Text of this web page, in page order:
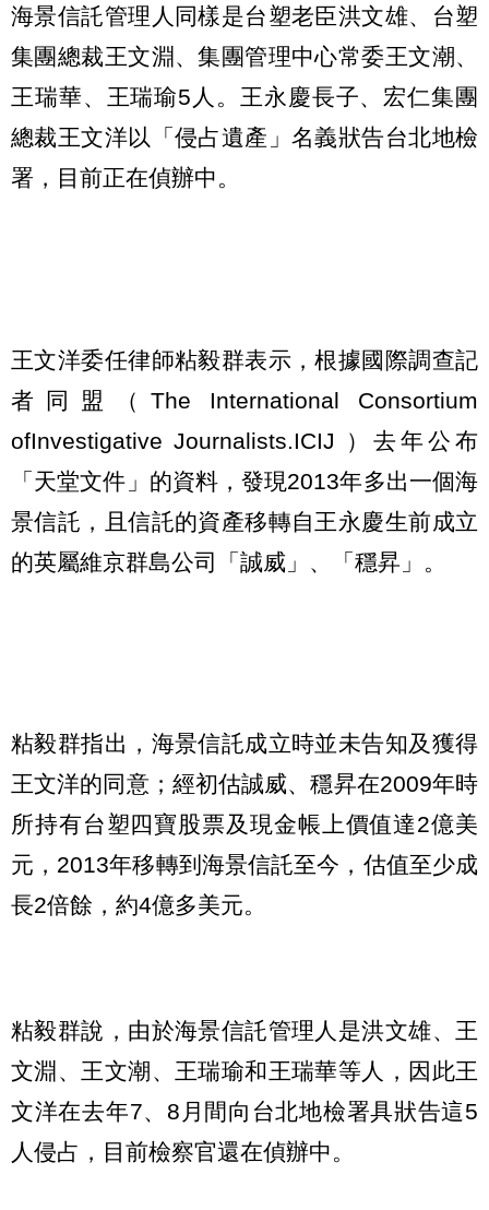
海景信託管理人同樣是台塑老臣洪文雄、台塑
集團總裁王文淵、集團管理中心常委王文潮、
王瑞華、王瑞瑜5人。王永慶長子、宏仁集團
總裁王文洋以「侵占遺產」名義狀告台北地檢
署，目前正在偵辦中。
王文洋委任律師粘毅群表示，根據國際調查記
者同盟（The International Consortium
ofInvestigative Journalists.ICIJ ）去年公布
「天堂文件」的資料，發現2013年多出一個海
景信託，且信託的資產移轉自王永慶生前成立
的英屬維京群島公司「誠威」、「穩昇」。
粘毅群指出，海景信託成立時並未告知及獲得
王文洋的同意；經初估誠威、穩昇在2009年時
所持有台塑四寶股票及現金帳上價值達2億美
元，2013年移轉到海景信託至今，估值至少成
長2倍餘，約4億多美元。
粘毅群說，由於海景信託管理人是洪文雄、王
文淵、王文潮、王瑞瑜和王瑞華等人，因此王
文洋在去年7、8月間向台北地檢署具狀告這5
人侵占，目前檢察官還在偵辦中。